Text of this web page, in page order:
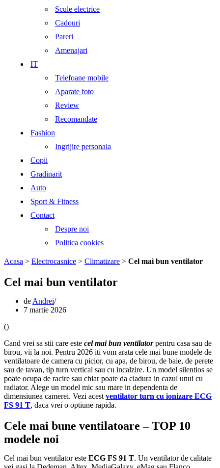
Scule electrice
Cadouri
Pareri
Amenajari
IT
Telefoane mobile
Aparate foto
Review
Recomandate
Fashion
Ingrijire personala
Copii
Gradinarit
Auto
Sport & Fitness
Contact
Despre noi
Politica cookies
Acasa > Electrocasnice > Climatizare > Cel mai bun ventilator
Cel mai bun ventilator
de Andrei
7 martie 2026
()
Cand vrei sa stii care este cel mai bun ventilatorpentru casa sau de
birou, vii la noi. Pentru 2026 iti vom arata cele mai bune modele de
ventilatoare de camera cu picior, cu apa, de birou, de baie, de perete
sau de tavan, tip turn vertical sau cu incalzire. Un model silentios se
poate ocupa de racire sau chiar poate da cladura in cazul unui cu
radiator. Alege un model mic sau mare in dependenta de
dimensiunea camerei. Vezi acest ventilator turn cu ionizare ECG
FS 91 T, daca vrei o optiune rapida.
Cele mai bune ventilatoare – TOP 10
modele noi
Cel mai bun ventilator este ECG FS 91 T. Un ventilator de calitate